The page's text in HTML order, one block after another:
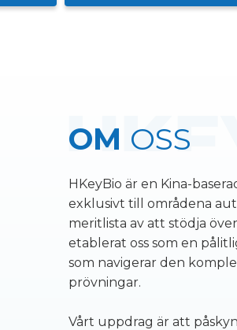
OM OSS
HKeyBio är en Kina-
exklusivt till områdena
meritlista av att stödja
etablerat oss som en
som navigerar den
prövningar.
Vårt uppdrag är att